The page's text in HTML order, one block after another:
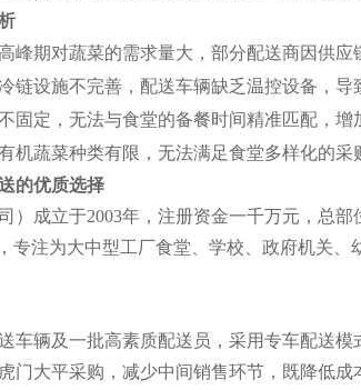
峰期对蔬菜的需求量大，部分配送商因供
链设施不完善，配送车辆缺乏温控设备，
固定，无法与食堂的备餐时间精准匹配，增
机蔬菜种类有限，无法满足食堂多样化的采
的优质选择
）成立于2003年，注册资金一千万元，总
专注为大中型工厂食堂、学校、政府机关
车辆及一批高素质配送员，采用专车配送
门大平采购，减少中间销售环节，既降低